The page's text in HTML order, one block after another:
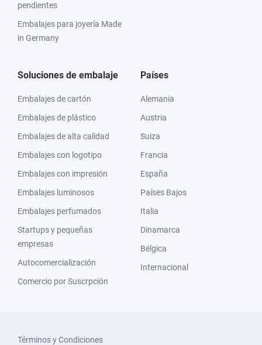
pendientes
Embalajes para joyería Made
in Germany
Soluciones de embalaje
Embalajes de cartón
Embalajes de plástico
Embalajes de alta calidad
Embalajes con logotipo
Embalajes con impresión
Embalajes luminosos
Embalajes perfumados
Startups y pequeñas
empresas
Autocomercialización
Comercio por Suscrpción
Países
Alemania
Austria
Suiza
Francia
España
Países Bajos
Italia
Dinamarca
Bélgica
Internacional
Términos y Condiciones